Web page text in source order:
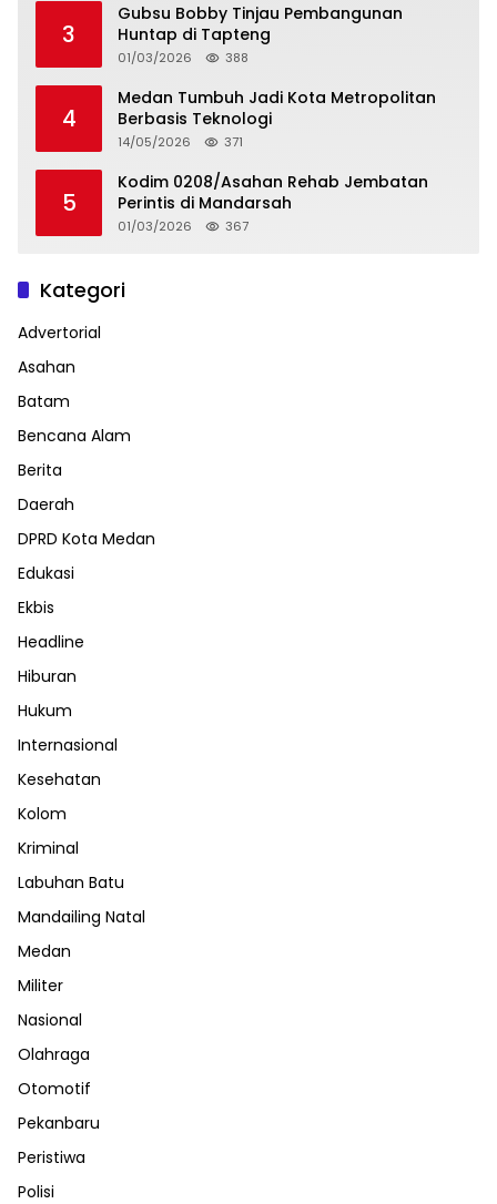
3
Gubsu Bobby Tinjau Pembangunan
Huntap di Tapteng
01/03/2026 388
4
Medan Tumbuh Jadi Kota Metropolitan
Berbasis Teknologi
14/05/2026 371
5
Kodim 0208/Asahan Rehab Jembatan
Perintis di Mandarsah
01/03/2026 367
Kategori
Advertorial
Asahan
Batam
Bencana Alam
Berita
Daerah
DPRD Kota Medan
Edukasi
Ekbis
Headline
Hiburan
Hukum
Internasional
Kesehatan
Kolom
Kriminal
Labuhan Batu
Mandailing Natal
Medan
Militer
Nasional
Olahraga
Otomotif
Pekanbaru
Peristiwa
Polisi